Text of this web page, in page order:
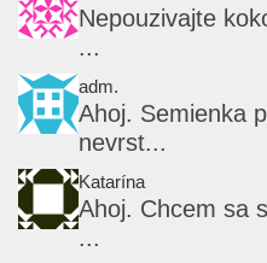
Nepouzivajte
...
adm.
Ahoj. Semienka
nevrst...
Katarína
Ahoj. Chcem sa
...